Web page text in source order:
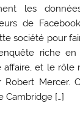
les
de
société pour
riche
affaire, et le rôle
Robert Mercer.
Cambridge […]